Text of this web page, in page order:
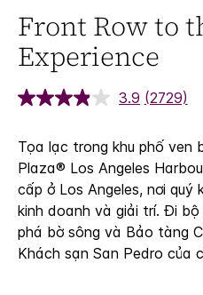
Front Row to
Experience
3.9 (2729)
Tọa lạc trong khu phố ven
Plaza® Los Angeles
cấp ở Los Angeles, nơi
kinh doanh và giải trí. Đi
phá bờ sông và Bảo tàng
Khách sạn San Pedro của